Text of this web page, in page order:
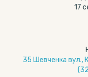
17
35 Шевченка вул.,